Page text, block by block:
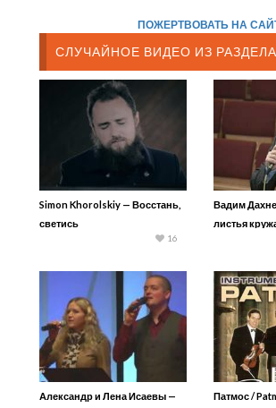
ПОЖЕРТВОВАТЬ НА
СЛУЧАЙНОЕ ВИДЕО ИЗ РАЗДЕЛА
Simon Khorolskiy — Восстань,
светись
16
Вадим
листья
Александр и Лена Исаевы —
Патмос /